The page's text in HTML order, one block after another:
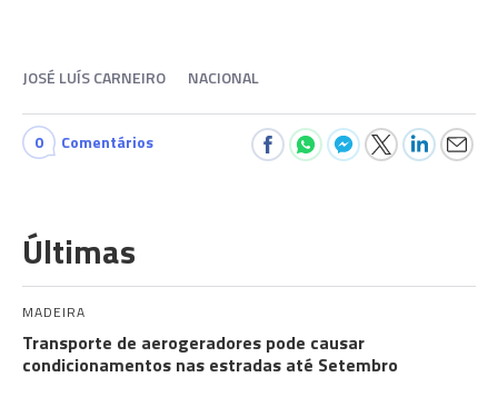
JOSÉ LUÍS CARNEIRO NACIONAL
0 Comentários
Últimas
MADEIRA
Transporte de aerogeradores pode causar
condicionamentos nas estradas até Setembro